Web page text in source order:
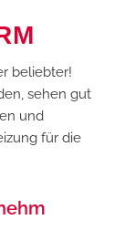
beliebter!
sehen gut
und
für die